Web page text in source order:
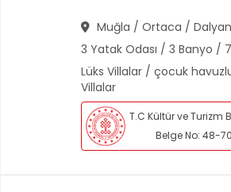
Muğla / Ortaca / Dalyan
3 Yatak Odası / 3 Banyo /
Lüks Villalar / çocuk
Villalar
T.C Kültür ve Turizm
Belge No: 48-